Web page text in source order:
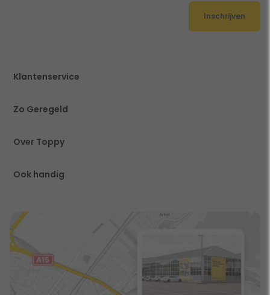
Inschrijven
Klantenservice
Zo Geregeld
Over Toppy
Ook handig